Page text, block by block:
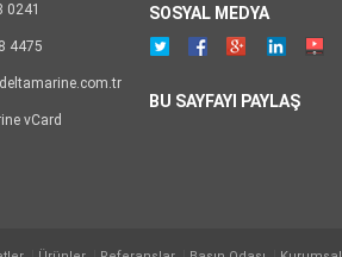
0241
4475
vCard
SOSYAL MEDYA
BU SAYFAYI PAYLAŞ